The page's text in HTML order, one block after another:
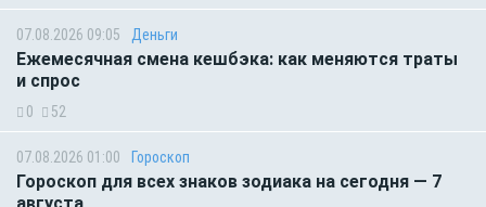
07.08.2026 09:05 Деньги
Ежемесячная смена кешбэка: как меняются траты
и спрос
0 52
07.08.2026 01:00 Гороскоп
Гороскоп для всех знаков зодиака на сегодня — 7